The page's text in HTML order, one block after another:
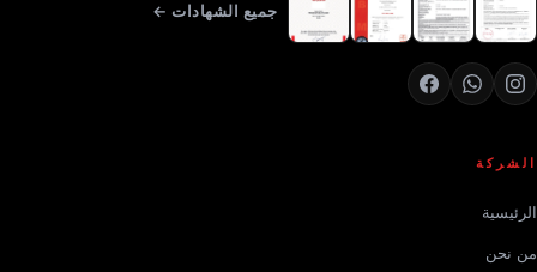
جميع الشهادات ←
الشركة
الرئيسية
من نحن